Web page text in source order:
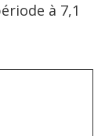
à 7,1